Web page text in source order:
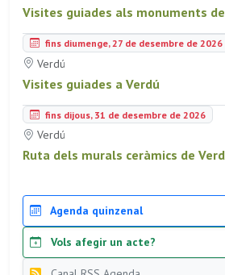
Visites guiades als monuments
fins diumenge, 27 de desembre de 2026
Verdú
Visites guiades a Verdú
fins dijous, 31 de desembre de 2026
Verdú
Ruta dels murals ceràmics de
Agenda quinzenal
Vols afegir un acte?